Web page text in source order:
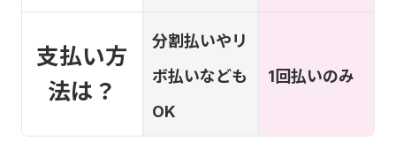
支払い方
法は？
分割払いやリ
ボ払いなども
OK
1回払いのみ